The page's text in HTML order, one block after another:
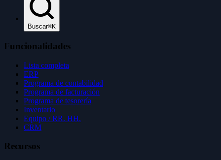
Buscar⌘K
Funcionalidades
Lista completa
ERP
Programa de contabilidad
Programa de facturación
Programa de tesorería
Inventario
Equipo / RR. HH.
CRM
Recursos